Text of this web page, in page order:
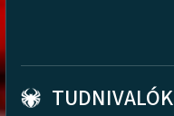
TUDNIVALÓK